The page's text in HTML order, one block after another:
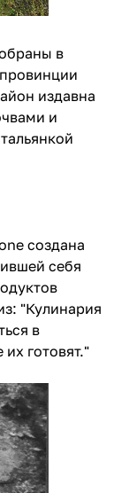
в
издавна
и
создана
себя
"Кулинария
в
готовят."